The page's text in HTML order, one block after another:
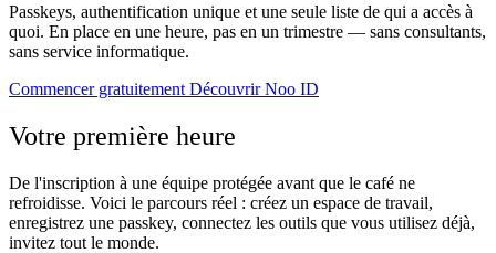
Passkeys, authentification unique et une seule liste de qui a accès à
quoi. En place en une heure, pas en un trimestre — sans consultants,
sans service informatique.
Commencer gratuitement Découvrir Noo ID
Votre première heure
De l'inscription à une équipe protégée avant que le café ne
refroidisse. Voici le parcours réel : créez un espace de travail,
enregistrez une passkey, connectez les outils que vous utilisez déjà,
invitez tout le monde.